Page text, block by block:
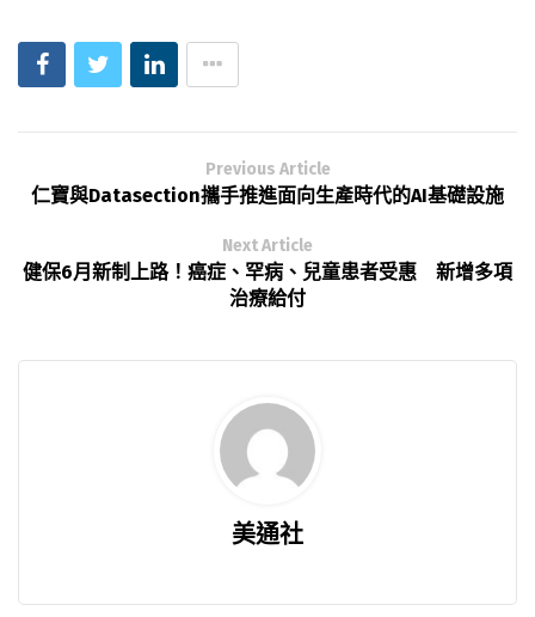
Previous Article
仁寶與Datasection攜手推進面向生產時代的AI基礎設施
Next Article
健保6月新制上路！癌症、罕病、兒童患者受惠 新增多項
治療給付
美通社